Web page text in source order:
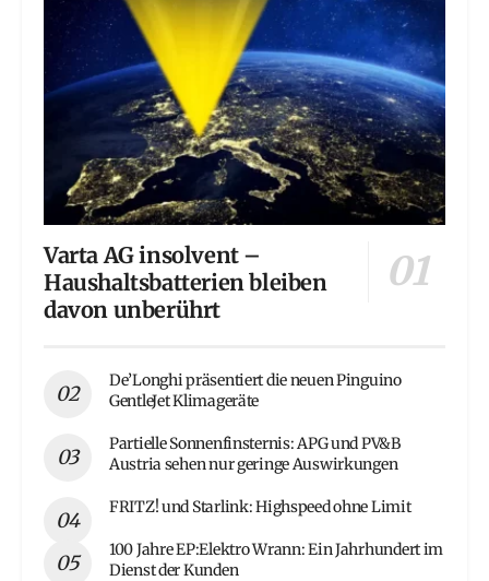
Varta AG insolvent –
Haushaltsbatterien bleiben
davon unberührt
De’Longhi präsentiert die neuen Pinguino
GentleJet Klimageräte
Partielle Sonnenfinsternis: APG und PV&B
Austria sehen nur geringe Auswirkungen
FRITZ! und Starlink: Highspeed ohne Limit
100 Jahre EP:Elektro Wrann: Ein Jahrhundert im
Dienst der Kunden